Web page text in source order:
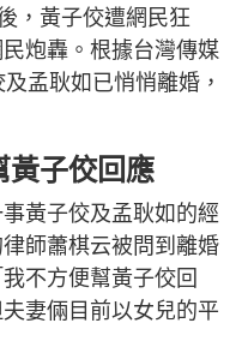
，黃子佼遭網民狂
炮轟。根據台灣傳媒
孟耿如已悄悄離婚，
黃子佼回應
黃子佼及孟耿如的經
師蕭棋云被問到離婚
不方便幫黃子佼回
妻倆目前以女兒的平